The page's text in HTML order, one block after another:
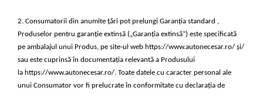
Protectia muncii
Scule Pneumatice
Slefuitoare
Suport auto
2. Consumatorii din anumite țări pot prelungi Garanția standard ,
Produselor pentru garanție extinsă („Garanția extinsă”) este specificată
pe ambalajul unui Produs, pe site-ul web https://www.autonecesar.ro/ și/
sau este cuprinsă în documentația relevantă a Produsului
la https://www.autonecesar.ro/. Toate datele cu caracter personal ale
unui Consumator vor fi prelucrate în conformitate cu declarația de